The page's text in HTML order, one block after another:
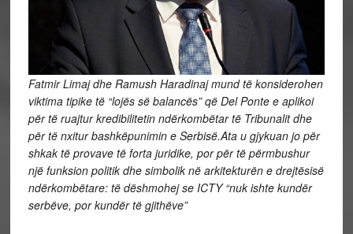
Fatmir Limaj dhe Ramush Haradinaj mund të konsiderohen
viktima tipike të “lojës së balancës” që Del Ponte e aplikoi
për të ruajtur kredibilitetin ndërkombëtar të Tribunalit dhe
për të nxitur bashkëpunimin e Serbisë.Ata u gjykuan jo për
shkak të provave të forta juridike, por për të përmbushur
një funksion politik dhe simbolik në arkitekturën e drejtësisë
ndërkombëtare: të dëshmohej se ICTY “nuk ishte kundër
serbëve, por kundër të gjithëve”